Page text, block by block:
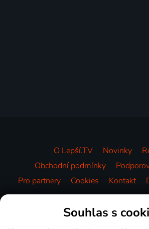
O Lepší.TV Novinky
Obchodní podmínky
Pro partnery
Cookies Kontakt
Videotéka
Souhlas s